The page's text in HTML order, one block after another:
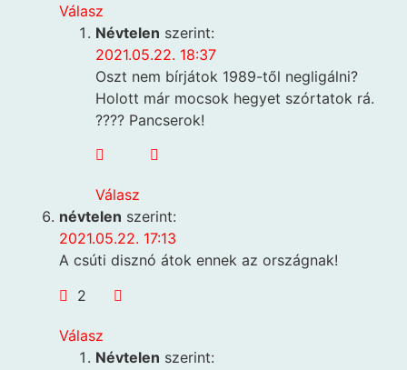
Válasz
Névtelen szerint:
2021.05.22. 18:37
Oszt nem bírjátok 1989-től negligálni?
Holott már mocsok hegyet szórtatok rá.
???? Pancserok!
Válasz
névtelen szerint:
2021.05.22. 17:13
A csúti disznó átok ennek az országnak!
2
Válasz
Névtelen szerint: